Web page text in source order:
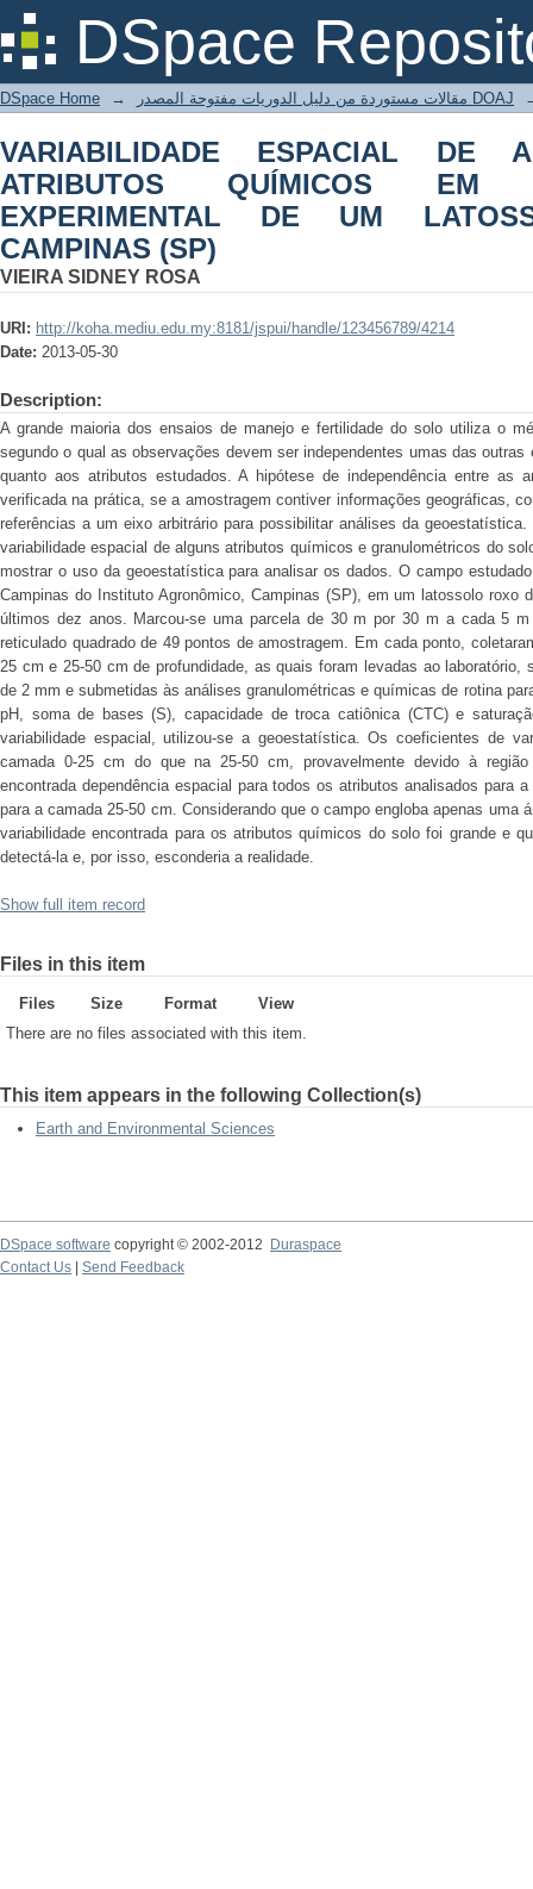
DSpace
VARIABILIDADE ESPACIAL DE
PARCELA EXPERIMENTAL DE UM
DSpace Home → مقالات مستوردة من دليل الدوريات مفتوحة المصدر DOAJ
VARIABILIDADE ESPACIAL DE
ATRIBUTOS QUÍMICOS EM
EXPERIMENTAL DE UM
CAMPINAS (SP)
VIEIRA SIDNEY ROSA
URI: http://koha.mediu.edu.my:8181/jspui/handle/123456789/4214
Date: 2013-05-30
Description:
A grande maioria dos ensaios de manejo e fertilidade do solo utiliza o
segundo o qual as observações devem ser independentes umas das
quanto aos atributos estudados. A hipótese de independência entre as
verificada na prática, se a amostragem contiver informações geográficas,
referências a um eixo arbitrário para possibilitar análises da
variabilidade espacial de alguns atributos químicos e granulométricos do
mostrar o uso da geoestatística para analisar os dados. O campo
Campinas do Instituto Agronômico, Campinas (SP), em um latossolo roxo
últimos dez anos. Marcou-se uma parcela de 30 m por 30 m a cada 5
reticulado quadrado de 49 pontos de amostragem. Em cada ponto,
25 cm e 25-50 cm de profundidade, as quais foram levadas ao laboratório,
de 2 mm e submetidas às análises granulométricas e químicas de rotina
pH, soma de bases (S), capacidade de troca catiônica (CTC) e
variabilidade espacial, utilizou-se a geoestatística. Os coeficientes de
camada 0-25 cm do que na 25-50 cm, provavelmente devido à
encontrada dependência espacial para todos os atributos analisados para
para a camada 25-50 cm. Considerando que o campo engloba apenas uma
variabilidade encontrada para os atributos químicos do solo foi grande e
detectá-la e, por isso, esconderia a realidade.
Show full item record
Files in this item
Files Size Format
View
There are no files associated with this item.
This item appears in the following Collection(s)
Earth and Environmental Sciences
DSpace software copyright © 2002-2012
Duraspace
Contact Us
Send Feedback